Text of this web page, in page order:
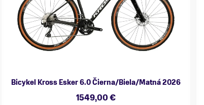
Bicykel Kross Esker 6.0 Čierna/Biela/Matná 2026
1549,00 €